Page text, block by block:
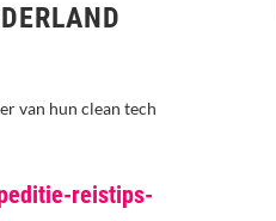
van hun clean tech